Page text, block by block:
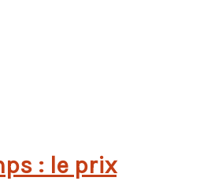
: le prix